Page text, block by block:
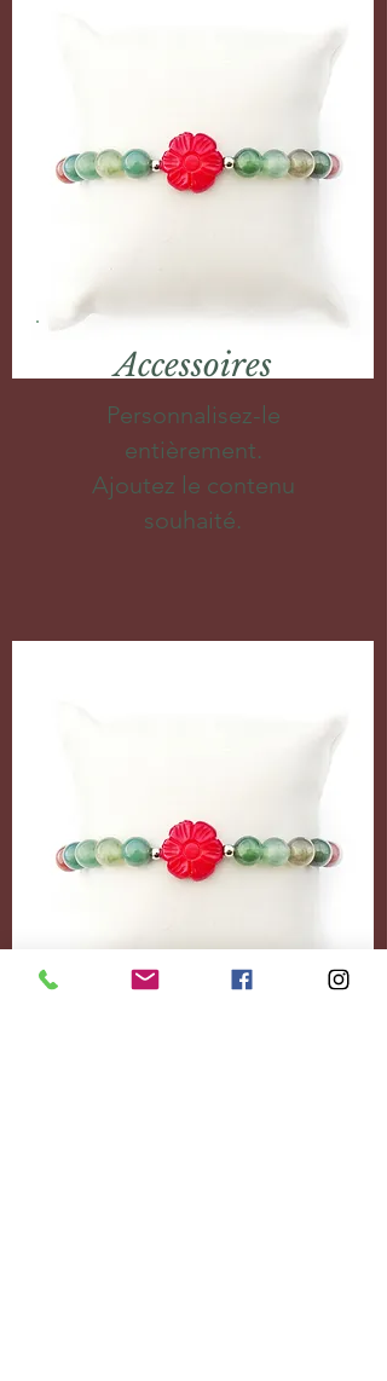
Accessoires
Personnalisez-le
entièrement.
Ajoutez le contenu
souhaité.